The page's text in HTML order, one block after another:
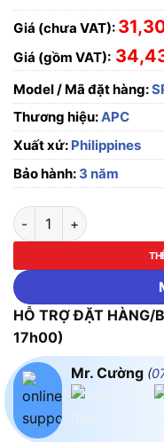
Giá (chưa VAT):
Giá (gồm VAT):
Model / Mã đặt hàng:
Thương hiệu:APC
Xuất xứ: Philippines
Bảo hành: 3 năm
Bộ lưu điện UPS APC
HỖ TRỢ ĐẶT
17h00)
Mr. Cường (